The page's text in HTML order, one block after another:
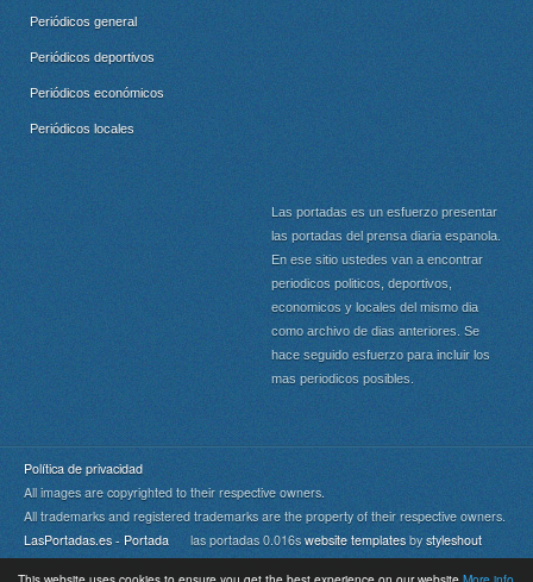
Periódicos general
Periódicos deportivos
Periódicos económicos
Periódicos locales
Las portadas es un esfuerzo presentar
las portadas del prensa diaria espanola.
En ese sitio ustedes van a encontrar
periodicos politicos, deportivos,
economicos y locales del mismo dia
como archivo de dias anteriores. Se
hace seguido esfuerzo para incluir los
mas periodicos posibles.
Política de privacidad
All images are copyrighted to their respective owners.
All trademarks and registered trademarks are the property of their respective owners.
LasPortadas.es - Portada las portadas 0.016s website templatesby styleshout